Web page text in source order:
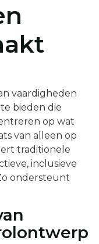
vaardigheden
bieden die
op wat
van alleen op
traditionele
inclusieve
ondersteunt